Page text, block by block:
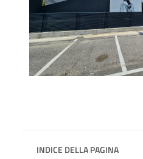
INDICE DELLA PAGINA